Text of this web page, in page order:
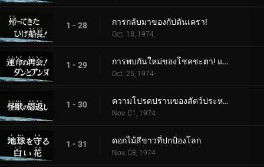
1 - 28 การกลับมาของกัปตันเครา!
Oct. 18, 1974
1 - 29 การพบกันใหม่ของโชคชะตา! แดนและแอนน์
Oct. 25, 1974
1 - 30 ความโปรดปรานของสัตว์ประหลาด
Nov. 01, 1974
1 - 31 ดอกไม้สีขาวที่ปกป้องโลก
Nov. 08, 1974